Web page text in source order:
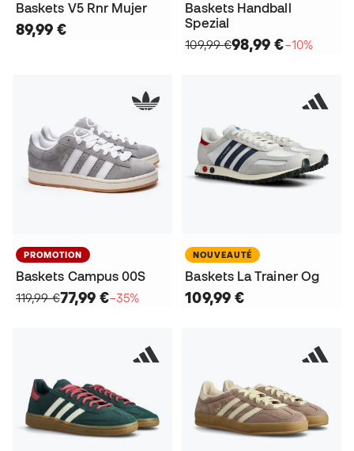
Baskets V5 Rnr Mujer
89,99 €
Baskets Handball
Spezial
109,99 €98,99 €−10%
PROMOTION
Baskets Campus 00S
119,99 €77,99 €−35%
NOUVEAUTÉ
Baskets La Trainer Og
109,99 €